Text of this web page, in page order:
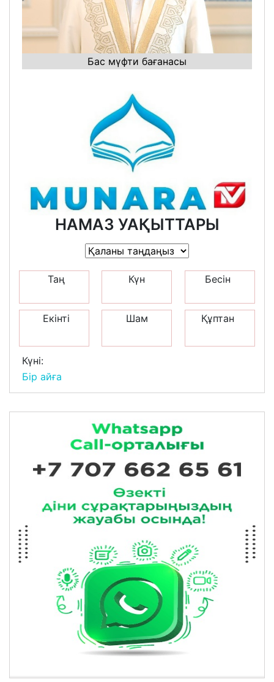
Бас мүфти бағанасы
НАМАЗ УАҚЫТТАРЫ
Таң Күн Бесін
Екінті Шам Құптан
Күні:
Бір айға